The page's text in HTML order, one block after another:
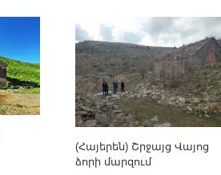
(Հայերեն) Շրջայց Վայոց
ձորի մարզում